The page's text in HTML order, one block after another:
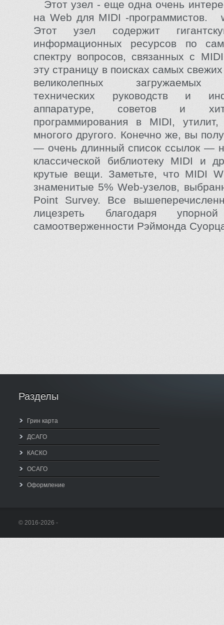
Этот узел - еще одна очень
на Web для MIDI -программистов.
Этот узел содержит
информационных ресурсов по
спектру вопросов, связанных с
эту страницу в поисках самых
великолепных загружаемых
технических руководств и
аппаратуре, советов и
программирования в MIDI,
многого другого. Конечно же, вы
— очень длинный список ссылок —
классической библиотеку MIDI и
крутые вещи. Заметьте, что MIDI
знаменитые 5% Web-узелов,
Point Survey. Все
лицезреть благодаря
самоотверженности Рэймонда
Разделы
Грин карта
ДСАГО
КАСКО
ОСАГО
Оформление
© 2016-2026 -